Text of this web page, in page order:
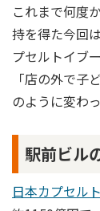
これまで何度
持を得た今回
プセルトイブ
「店の外で子
のように変わ
駅前ビル
日本カプセル